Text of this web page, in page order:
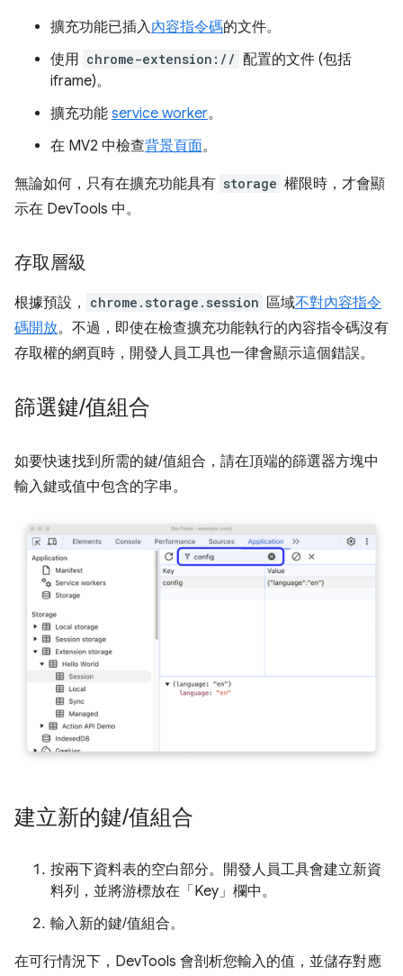
擴充功能已插入內容指令碼的文件。
使用 chrome-extension:// 配置的文件 (包括
iframe)。
擴充功能 service worker。
在 MV2 中檢查背景頁面。
無論如何，只有在擴充功能具有 storage 權限時，才會顯
示在 DevTools 中。
存取層級
根據預設， chrome.storage.session 區域不對內容指令
碼開放。不過，即使在檢查擴充功能執行的內容指令碼沒有
存取權的網頁時，開發人員工具也一律會顯示這個錯誤。
篩選鍵/值組合
如要快速找到所需的鍵/值組合，請在頂端的篩選器方塊中
輸入鍵或值中包含的字串。
建立新的鍵/值組合
按兩下資料表的空白部分。開發人員工具會建立新資
料列，並將游標放在「Key」 欄中。
輸入新的鍵/值組合。
在可行情況下，DevTools 會剖析您輸入的值，並儲存對應